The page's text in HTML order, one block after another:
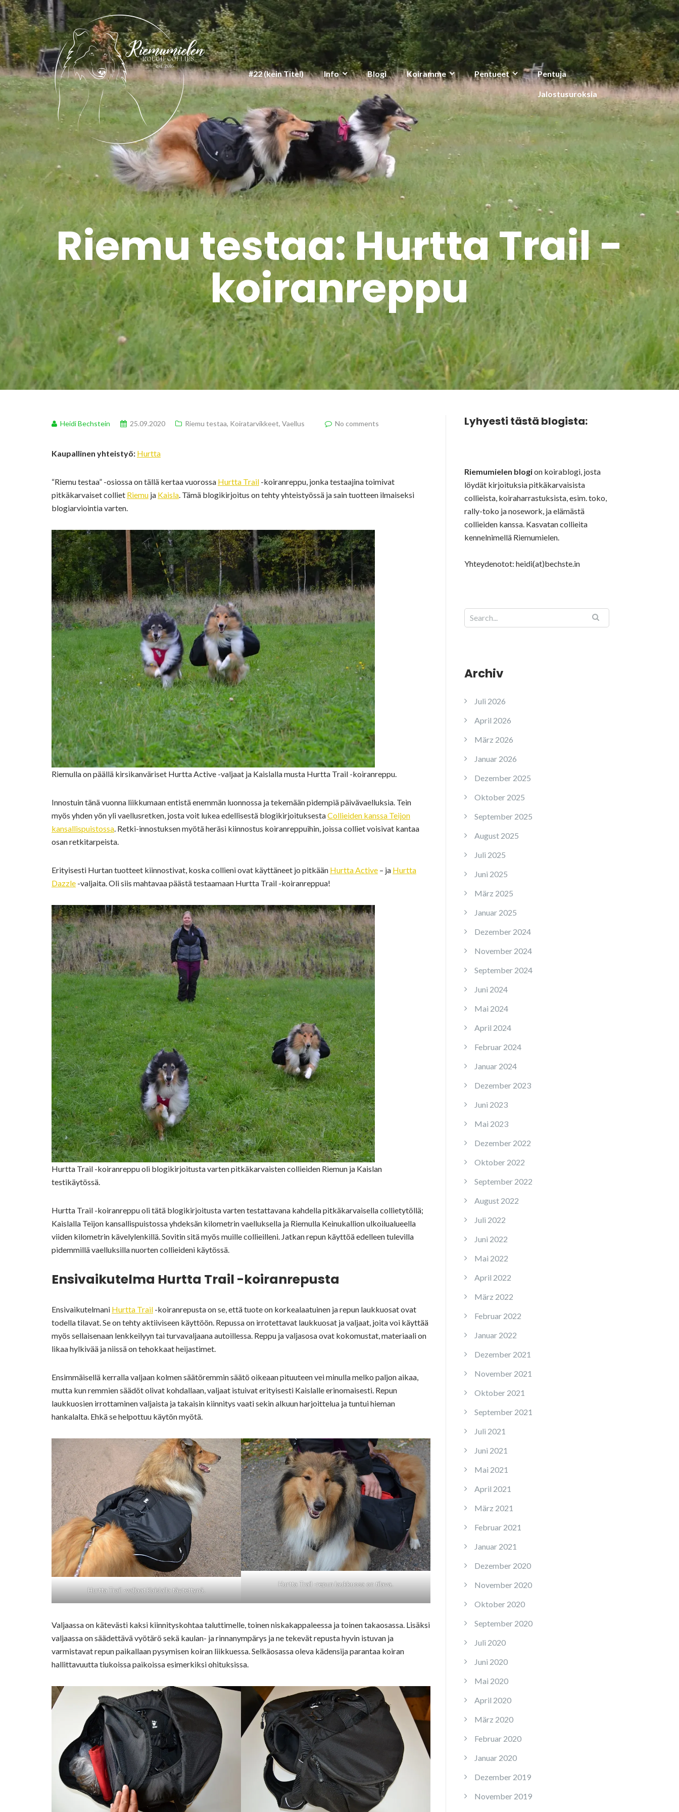
#22 (kein Titel) Info Blogi Koiramme Pentueet Pentuja
Jalostusuroksia
Riemu testaa: Hurtta Trail -
koiranreppu
Heidi Bechstein 25.09.2020 Riemu testaa, Koiratarvikkeet, Vaellus No comments
Kaupallinen yhteistyö: Hurtta
“Riemu testaa” -osiossa on tällä kertaa vuorossa Hurtta Trail -koiranreppu, jonka testaajina toimivat
pitkäkarvaiset colliet Riemu ja Kaisla. Tämä blogikirjoitus on tehty yhteistyössä ja sain tuotteen ilmaiseksi
blogiarviointia varten.
Riemulla on päällä kirsikanväriset Hurtta Active -valjaat ja Kaislalla musta Hurtta Trail -koiranreppu.
Innostuin tänä vuonna liikkumaan entistä enemmän luonnossa ja tekemään pidempiä päivävaelluksia. Tein
myös yhden yön yli vaellusretken, josta voit lukea edellisestä blogikirjoituksestaCollieiden kanssa Teijon
kansallispuistossa. Retki-innostuksen myötä heräsi kiinnostus koiranreppuihin, joissa colliet voisivat kantaa
osan retkitarpeista.
Erityisesti Hurtan tuotteet kiinnostivat, koska collieni ovat käyttäneet jo pitkään Hurtta Active – ja Hurtta
Dazzle -valjaita. Oli siis mahtavaa päästä testaamaan Hurtta Trail -koiranreppua!
Hurtta Trail -koiranreppu oli blogikirjoitusta varten pitkäkarvaisten collieiden Riemun ja Kaislan
testikäytössä.
Hurtta Trail -koiranreppu oli tätä blogikirjoitusta varten testattavana kahdella pitkäkarvaisella collietytöllä;
Kaislalla Teijon kansallispuistossa yhdeksän kilometrin vaelluksella ja Riemulla Keinukallion ulkoilualueella
viiden kilometrin kävelylenkillä. Sovitin sitä myös muille collieilleni. Jatkan repun käyttöä edelleen tulevilla
pidemmillä vaelluksilla nuorten collieideni käytössä.
Ensivaikutelma Hurtta Trail -koiranrepusta
Ensivaikutelmani Hurtta Trail -koiranrepusta on se, että tuote on korkealaatuinen ja repun laukkuosat ovat
todella tilavat. Se on tehty aktiiviseen käyttöön. Repussa on irrotettavat laukkuosat ja valjaat, joita voi käyttää
myös sellaisenaan lenkkeilyyn tai turvavaljaana autoillessa. Reppu ja valjasosa ovat kokomustat, materiaali on
likaa hylkivää ja niissä on tehokkaat heijastimet.
Ensimmäisellä kerralla valjaan kolmen säätöremmin säätö oikeaan pituuteen vei minulla melko paljon aikaa,
mutta kun remmien säädöt olivat kohdallaan, valjaat istuivat erityisesti Kaislalle erinomaisesti. Repun
laukkuosien irrottaminen valjaista ja takaisin kiinnitys vaati sekin alkuun harjoittelua ja tuntui hieman
hankalalta. Ehkä se helpottuu käytön myötä.
Hurtta Trail -valjaat Kaislalla täytettynä.
Hurtta Trail -repun laukkuosa on tilava.
Valjaassa on kätevästi kaksi kiinnityskohtaa taluttimelle, toinen niskakappaleessa ja toinen takaosassa. Lisäksi
valjaassa on säädettävä vyötärö sekä kaulan- ja rinnanympärys ja ne tekevät repusta hyvin istuvan ja
varmistavat repun paikallaan pysymisen koiran liikkuessa. Selkäosassa oleva kädensija parantaa koiran
hallittavuutta tiukoissa paikoissa esimerkiksi ohituksissa.
Lyhyesti tästä blogista:
Riemumielen blogion koirablogi, josta
löydät kirjoituksia pitkäkarvaisista
collieista, koiraharrastuksista, esim. toko,
rally-toko ja nosework, ja elämästä
collieiden kanssa. Kasvatan collieita
kennelnimellä Riemumielen.
Yhteydenotot: heidi(at)bechste.in
Archiv
Juli 2026
April 2026
März 2026
Januar 2026
Dezember 2025
Oktober 2025
September 2025
August 2025
Juli 2025
Juni 2025
März 2025
Januar 2025
Dezember 2024
November 2024
September 2024
Juni 2024
Mai 2024
April 2024
Februar 2024
Januar 2024
Dezember 2023
Juni 2023
Mai 2023
Dezember 2022
Oktober 2022
September 2022
August 2022
Juli 2022
Juni 2022
Mai 2022
April 2022
März 2022
Februar 2022
Januar 2022
Dezember 2021
November 2021
Oktober 2021
September 2021
Juli 2021
Juni 2021
Mai 2021
April 2021
März 2021
Februar 2021
Januar 2021
Dezember 2020
November 2020
Oktober 2020
September 2020
Juli 2020
Juni 2020
Mai 2020
April 2020
März 2020
Februar 2020
Januar 2020
Dezember 2019
November 2019